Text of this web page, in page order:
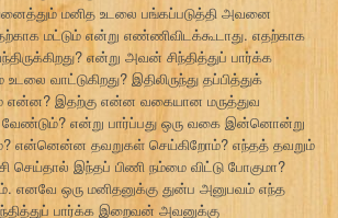
மனித உடலை பங்கப்படுத்தி அவனை
மட்டும் என்று எண்ணிவிடக்கூடாது. எதற்காக
என்று அவன் சிந்தித்துப் பார்க்க
வாட்டுகிறது? இதிலிருந்து தப்பித்துக்
என்ன? இதற்கு என்ன வகையான மருத்துவ
என்று பார்ப்பது ஒரு வகை இன்னொன்று
என்னென்ன தவறுகள் செய்கிறோம்? எந்தத் தவறும்
செய்தால் இந்தப் பிணி நம்மை விட்டு போகுமா?
எனவே ஒரு மனிதனுக்கு துன்ப அனுபவம் எந்த
பார்க்க இறைவன் அவனுக்கு